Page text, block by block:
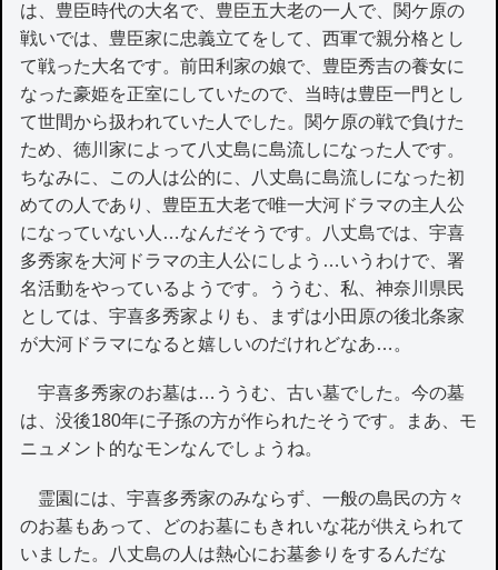
は、豊臣時代の大名で、豊臣五大老の一人で、関ケ原の
戦いでは、豊臣家に忠義立てをして、西軍で親分格とし
て戦った大名です。前田利家の娘で、豊臣秀吉の養女に
なった豪姫を正室にしていたので、当時は豊臣一門とし
て世間から扱われていた人でした。関ケ原の戦で負けた
ため、徳川家によって八丈島に島流しになった人です。
ちなみに、この人は公的に、八丈島に島流しになった初
めての人であり、豊臣五大老で唯一大河ドラマの主人公
になっていない人…なんだそうです。八丈島では、宇喜
多秀家を大河ドラマの主人公にしよう…いうわけで、署
名活動をやっているようです。ううむ、私、神奈川県民
としては、宇喜多秀家よりも、まずは小田原の後北条家
が大河ドラマになると嬉しいのだけれどなあ…。
宇喜多秀家のお墓は…ううむ、古い墓でした。今の墓
は、没後180年に子孫の方が作られたそうです。まあ、モ
ニュメント的なモンなんでしょうね。
霊園には、宇喜多秀家のみならず、一般の島民の方々
のお墓もあって、どのお墓にもきれいな花が供えられて
いました。八丈島の人は熱心にお墓参りをするんだな